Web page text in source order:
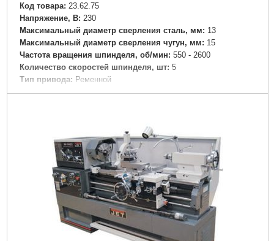
Код товара: 23.62.75
Напряжение, В: 230
Максимальный диаметр сверления сталь, мм: 13
Максимальный диаметр сверления чугун, мм: 15
Частота вращения шпинделя, об/мин: 550 - 2600
Количество скоростей шпинделя, шт: 5
Тип привода: Ременной
Конус шпинделя: B16/JT33
Ход пиноли шпинделя, мм: 50
Диаметр стойки, мм: 48
Размер стола, мм: 165x158
Размер основания, мм: 180x277
Мощность двигателя, кВт: 0,23
Потребляемая мощность, кВт (S6 40%): 0,35
Устройтво подачи СОЖ: нет
Автоподача: нет